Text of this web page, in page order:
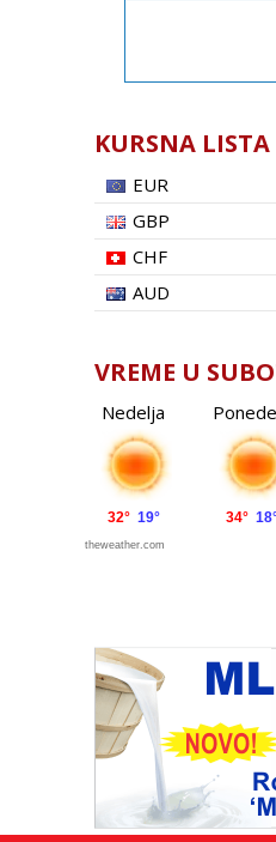
KURSNA LISTA
EUR
GBP
CHF
AUD
VREME U
Nedelja